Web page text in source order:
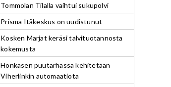
Tommolan Tilalla vaihtui sukupolvi
Prisma Itäkeskus on uudistunut
Kosken Marjat keräsi talvituotannosta
kokemusta
Honkasen puutarhassa kehitetään
Viherlinkin automaatiota